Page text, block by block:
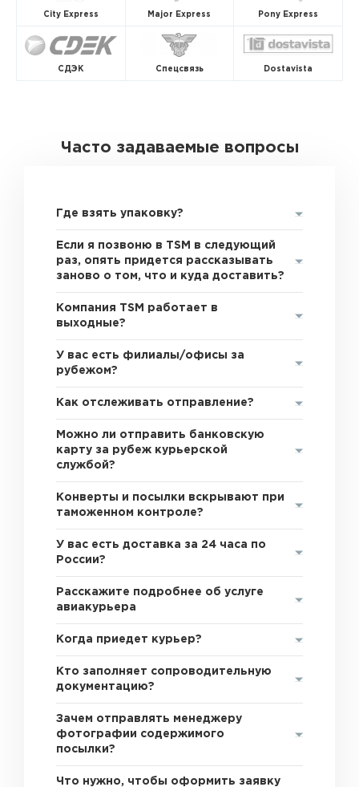
City Express Major Express Pony Express
СДЭК Спецсвязь Dostavista
Часто задаваемые вопросы
Где взять упаковку?
Если я позвоню в TSM в следующий
раз, опять придется рассказывать
заново о том, что и куда доставить?
Компания TSM работает в
выходные?
У вас есть филиалы/офисы за
рубежом?
Как отслеживать отправление?
Можно ли отправить банковскую
карту за рубеж курьерской
службой?
Конверты и посылки вскрывают при
таможенном контроле?
У вас есть доставка за 24 часа по
России?
Расскажите подробнее об услуге
авиакурьера
Когда приедет курьер?
Кто заполняет сопроводительную
документацию?
Зачем отправлять менеджеру
фотографии содержимого
посылки?
Что нужно, чтобы оформить заявку